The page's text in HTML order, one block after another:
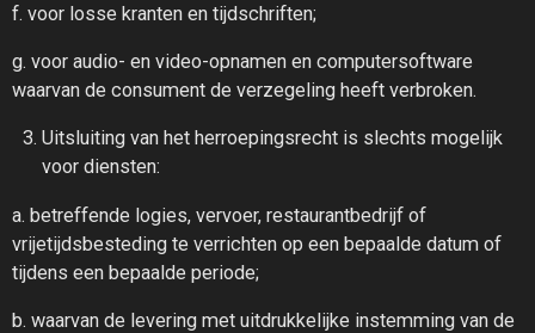
f. voor losse kranten en tijdschriften;
g. voor audio- en video-opnamen en computersoftware
waarvan de consument de verzegeling heeft verbroken.
Uitsluiting van het herroepingsrecht is slechts mogelijk
voor diensten:
a. betreffende logies, vervoer, restaurantbedrijf of
vrijetijdsbesteding te verrichten op een bepaalde datum of
tijdens een bepaalde periode;
b. waarvan de levering met uitdrukkelijke instemming van de